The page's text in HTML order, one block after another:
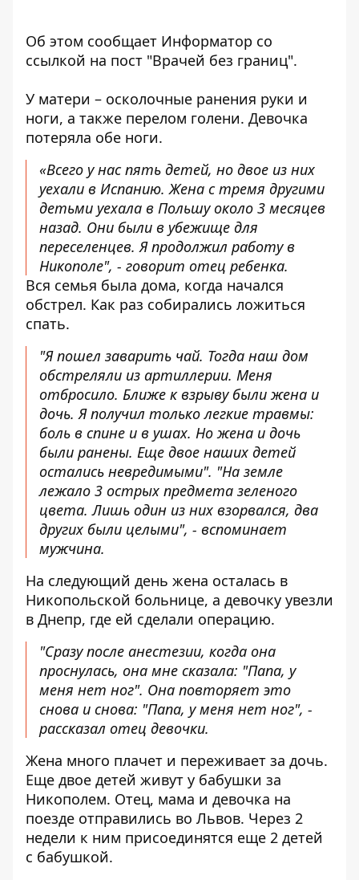
Об этом сообщает Информатор со
ссылкой на пост "Врачей без границ".
У матери – осколочные ранения руки и
ноги, а также перелом голени. Девочка
потеряла обе ноги.
«Всего у нас пять детей, но двое из них
уехали в Испанию. Жена с тремя другими
детьми уехала в Польшу около 3 месяцев
назад. Они были в убежище для
переселенцев. Я продолжил работу в
Никополе", - говорит отец ребенка.
Вся семья была дома, когда начался
обстрел. Как раз собирались ложиться
спать.
"Я пошел заварить чай. Тогда наш дом
обстреляли из артиллерии. Меня
отбросило. Ближе к взрыву были жена и
дочь. Я получил только легкие травмы:
боль в спине и в ушах. Но жена и дочь
были ранены. Еще двое наших детей
остались невредимыми". "На земле
лежало 3 острых предмета зеленого
цвета. Лишь один из них взорвался, два
других были целыми", - вспоминает
мужчина.
На следующий день жена осталась в
Никопольской больнице, а девочку увезли
в Днепр, где ей сделали операцию.
"Сразу после анестезии, когда она
проснулась, она мне сказала: "Папа, у
меня нет ног". Она повторяет это
снова и снова: "Папа, у меня нет ног", -
рассказал отец девочки.
Жена много плачет и переживает за дочь.
Еще двое детей живут у бабушки за
Никополем. Отец, мама и девочка на
поезде отправились во Львов. Через 2
недели к ним присоединятся еще 2 детей
с бабушкой.